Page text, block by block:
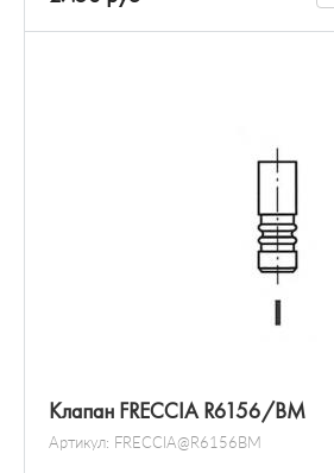
Клапан FRECCIA R6156/BM
Артикул: FRECCIA@R6156BM